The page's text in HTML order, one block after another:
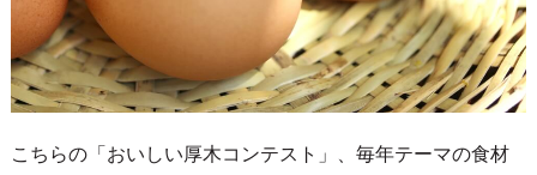
こちらの「おいしい厚木コンテスト」、毎年テーマの食材